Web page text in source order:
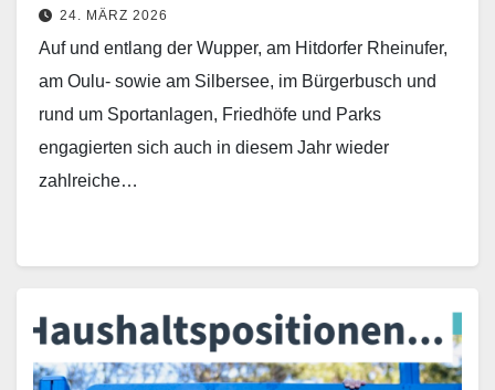
24. MÄRZ 2026
Auf und entlang der Wupper, am Hitdorfer Rheinufer,
am Oulu- sowie am Silbersee, im Bürgerbusch und
rund um Sportanlagen, Friedhöfe und Parks
engagierten sich auch in diesem Jahr wieder
zahlreiche…